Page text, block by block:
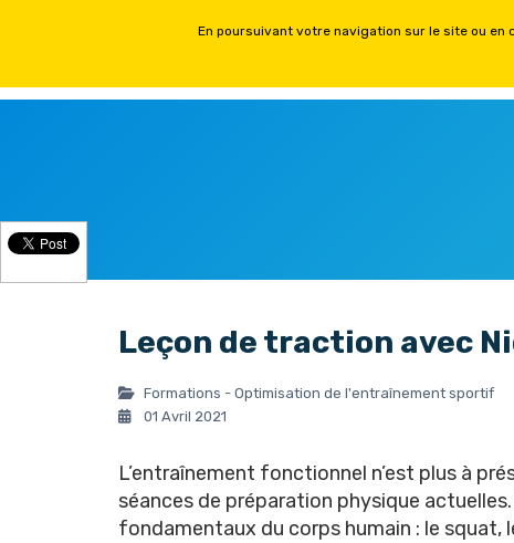
FORMATIONS
Leçon de traction avec
Formations - Optimisation de l'entraînement sportif
01 Avril 2021
L’entraînement fonctionnel n’est plus à
séances de préparation physique
fondamentaux du corps humain : le squat,